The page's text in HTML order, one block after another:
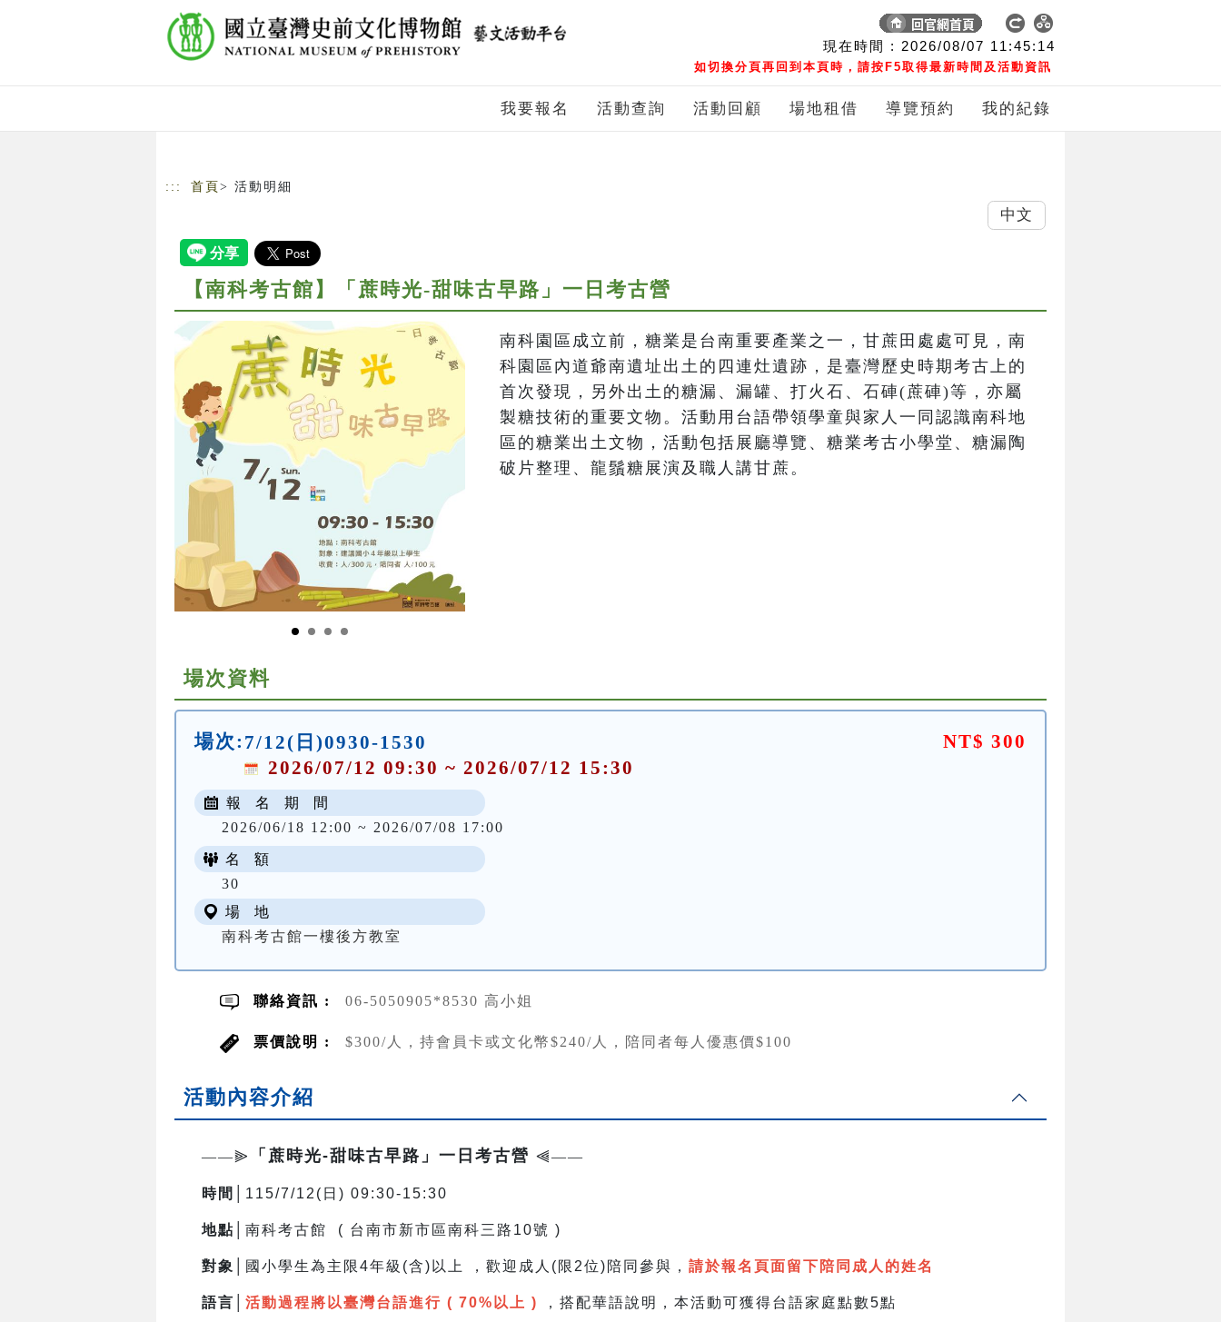
現在時間 : 2026/08/07 11:45:15
如切換分頁再回到本頁時，請按F5取得最新時間及活動資訊
我要報名 活動查詢 活動回顧 場地租借 導覽預約 我的紀錄
::: 首頁 > 活動明細
【南科考古館】「蔗時光-甜味古早路」一日考古營
南科園區成立前，糖業是台南重要產業之一，甘蔗田處處可見，南
科園區內道爺南遺址出土的四連灶遺跡，是臺灣歷史時期考古上的
首次發現，另外出土的糖漏、漏罐、打火石、石硨(蔗硨)等，亦屬
製糖技術的重要文物。活動用台語帶領學童與家人一同認識南科地
區的糖業出土文物，活動包括展廳導覽、糖業考古小學堂、糖漏陶
破片整理、龍鬚糖展演及職人講甘蔗。
場次資料
場次: 7/12(日)0930-1530
2026/07/12 09:30 ~ 2026/07/12 15:30
NT$ 300
報 名 期 間
2026/06/18 12:00 ~ 2026/07/08 17:00
名 額
30
場 地
南科考古館一樓後方教室
聯絡資訊 : 06-5050905*8530 高小姐
票價說明 : $300/人，持會員卡或文化幣$240/人，陪同者每人優惠價$100
活動內容介紹
——⫸ 「蔗時光-甜味古早路」一日考古營 ⫷——
時間│ 115/7/12(日) 09:30-15:30
地點│ 南科考古館 ( 台南市新市區南科三路10號 )
對象│ 國小學生為主限4年級(含)以上 ， 歡迎成人(限2位)陪同參與， 請於報名頁面留下陪同成人的姓名
語言│ 活動過程將以臺灣台語進行 ( 70%以上 ) ，搭配華語說明， 本活動可獲得台語家庭點數5點